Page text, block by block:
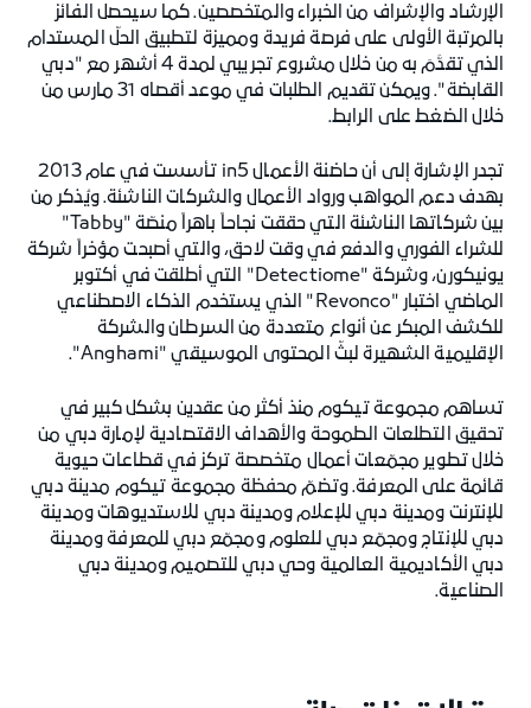
الإرشاد والإشراف من الخبراء والمتخصصين. كما سيحصل الفائز
بالمرتبة الأولى على فرصة فريدة ومميزة لتطبيق الحلّ المستدام
الذي تقدَّمَ به من خلال مشروع تجريبي لمدة 4 أشهر مع "دبي
القابضة". ويمكن تقديم الطلبات في موعد أقصاه 31 مارس من
خلال الضغط على الرابط.
تجدر الإشارة إلى أن حاضنة الأعمال in5 تأسست في عام 2013
بهدف دعم المواهب ورواد الأعمال والشركات الناشئة. ويُذكر من
بين شركاتها الناشئة التي حققت نجاحاً باهراً منصّة "Tabby"
للشراء الفوري والدفع في وقت لاحق، والتي أصبحت مؤخراً شركة
يونيكورن، وشركة "Detectiome" التي أطلقت في أكتوبر
الماضي اختبار "Revonco" الذي يستخدم الذكاء الاصطناعي
للكشف المبكر عن أنواع متعددة من السرطان والشركة
الإقليمية الشهيرة لبثّ المحتوى الموسيقي "Anghami".
تساهم مجموعة تيكوم منذ أكثر من عقدين بشكل كبير في
تحقيق التطلعات الطموحة والأهداف الاقتصادية لإمارة دبي من
خلال تطوير مجمّعات أعمال متخصصة تركز في قطاعات حيوية
قائمة على المعرفة. وتضمّ محفظة مجموعة تيكوم مدينة دبي
للإنترنت ومدينة دبي للإعلام ومدينة دبي للاستديوهات ومدينة
دبي للإنتاج ومجمّع دبي للعلوم ومجمّع دبي للمعرفة ومدينة
دبي الأكاديمية العالمية وحي دبي للتصميم ومدينة دبي
الصناعية.